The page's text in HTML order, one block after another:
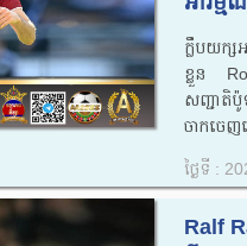
ក្លឹបយក្ស
ខ្លួន
សញ្ជាតិ
ចាកចេញ
ថ្ងៃទី :
Ralf